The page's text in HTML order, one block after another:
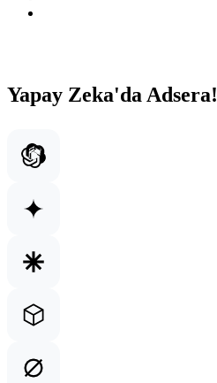
Yapay Zeka'da Adsera!